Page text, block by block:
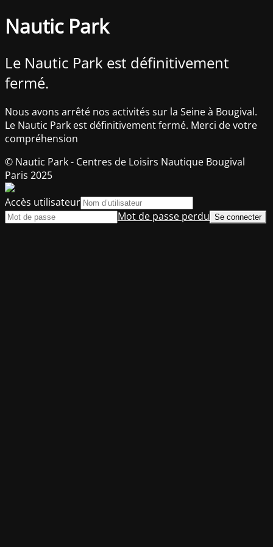
Nautic Park
Le Nautic Park est définitivement
fermé.
Nous avons arrêté nos activités sur la Seine à Bougival.
Le Nautic Park est définitivement fermé. Merci de votre
compréhension
© Nautic Park - Centres de Loisirs Nautique Bougival
Paris 2025
Accès utilisateur
Mot de passe perdu